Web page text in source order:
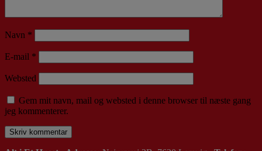
Navn *
E-mail *
Websted
Gem mit navn, mail og websted i denne browser til næste gang
jeg kommenterer.